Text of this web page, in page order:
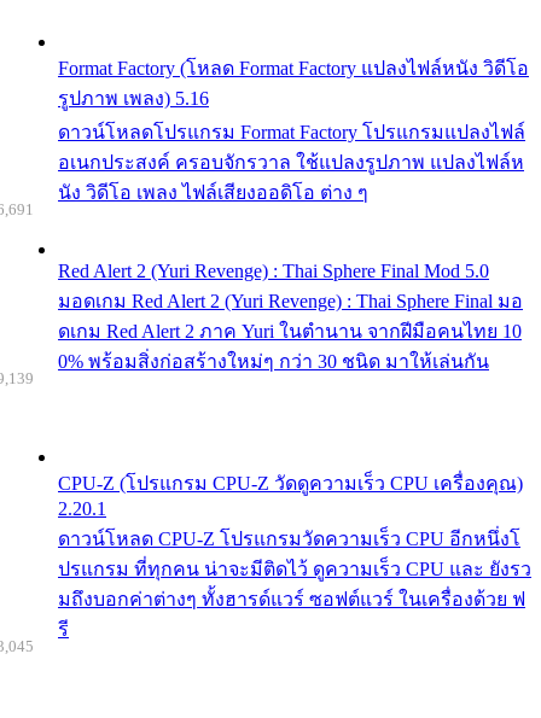
Format Factory (โหลด Format Factory แปลงไฟล์หนัง วิดีโอ
รูปภาพ เพลง) 5.16
ดาวน์โหลดโปรแกรม Format Factory โปรแกรมแปลงไฟล์
อเนกประสงค์ ครอบจักรวาล ใช้แปลงรูปภาพ แปลงไฟล์ห
นัง วิดีโอ เพลง ไฟล์เสียงออดิโอ ต่าง ๆ
Red Alert 2 (Yuri Revenge) : Thai Sphere Final Mod 5.0
มอดเกม Red Alert 2 (Yuri Revenge) : Thai Sphere Final มอ
ดเกม Red Alert 2 ภาค Yuri ในตำนาน จากฝีมือคนไทย 10
0% พร้อมสิ่งก่อสร้างใหม่ๆ กว่า 30 ชนิด มาให้เล่นกัน
CPU-Z (โปรแกรม CPU-Z วัดดูความเร็ว CPU เครื่องคุณ)
2.20.1
ดาวน์โหลด CPU-Z โปรแกรมวัดความเร็ว CPU อีกหนึ่งโ
ปรแกรม ที่ทุกคน น่าจะมีติดไว้ ดูความเร็ว CPU และ ยังรว
มถึงบอกค่าต่างๆ ทั้งฮารด์แวร์ ซอฟต์แวร์ ในเครื่องด้วย ฟ
รี